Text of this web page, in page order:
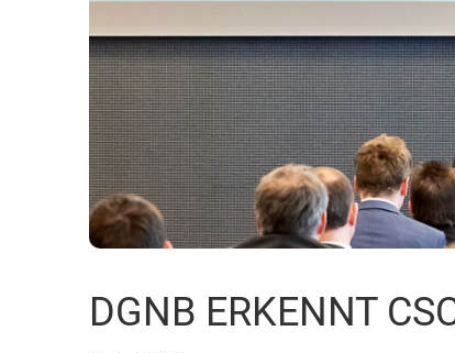
DGNB ERKENNT